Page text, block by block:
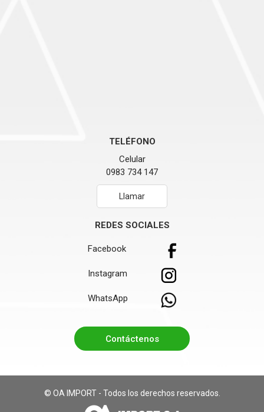
TELÉFONO
Celular
0983 734 147
Llamar
REDES SOCIALES
Facebook
Instagram
WhatsApp
Contáctenos
© OA IMPORT - Todos los derechos reservados.